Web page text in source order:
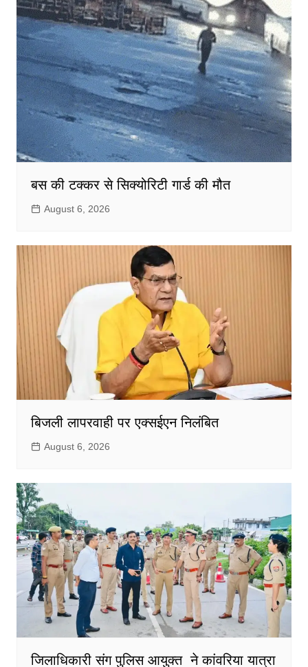
बस की टक्कर से सिक्योरिटी गार्ड की मौत
August 6, 2026
बिजली लापरवाही पर एक्सईएन निलंबित
August 6, 2026
जिलाधिकारी संग पुलिस आयुक्त ने कांवरिया यात्रा